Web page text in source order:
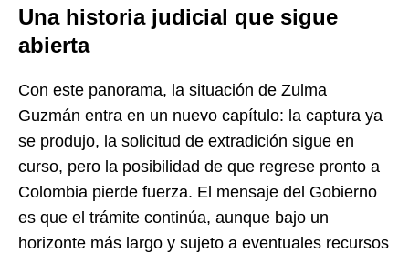
Una historia judicial que sigue
abierta
Con este panorama, la situación de Zulma
Guzmán entra en un nuevo capítulo: la captura ya
se produjo, la solicitud de extradición sigue en
curso, pero la posibilidad de que regrese pronto a
Colombia pierde fuerza. El mensaje del Gobierno
es que el trámite continúa, aunque bajo un
horizonte más largo y sujeto a eventuales recursos